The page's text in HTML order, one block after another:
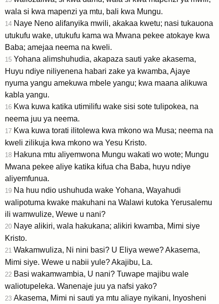
wala si kwa mapenzi ya mtu, bali kwa Mungu.
14 Naye Neno alifanyika mwili, akakaa kwetu; nasi tukauona
utukufu wake, utukufu kama wa Mwana pekee atokaye kwa
Baba; amejaa neema na kweli.
15 Yohana alimshuhudia, akapaza sauti yake akasema,
Huyu ndiye niliyenena habari zake ya kwamba, Ajaye
nyuma yangu amekuwa mbele yangu; kwa maana alikuwa
kabla yangu.
16 Kwa kuwa katika utimilifu wake sisi sote tulipokea, na
neema juu ya neema.
17 Kwa kuwa torati ilitolewa kwa mkono wa Musa; neema na
kweli zilikuja kwa mkono wa Yesu Kristo.
18 Hakuna mtu aliyemwona Mungu wakati wo wote; Mungu
Mwana pekee aliye katika kifua cha Baba, huyu ndiye
aliyemfunua.
19 Na huu ndio ushuhuda wake Yohana, Wayahudi
walipotuma kwake makuhani na Walawi kutoka Yerusalemu
ili wamwulize, Wewe u nani?
20 Naye alikiri, wala hakukana; alikiri kwamba, Mimi siye
Kristo.
21 Wakamwuliza, Ni nini basi? U Eliya wewe? Akasema,
Mimi siye. Wewe u nabii yule? Akajibu, La.
22 Basi wakamwambia, U nani? Tuwape majibu wale
waliotupeleka. Wanenaje juu ya nafsi yako?
23 Akasema, Mimi ni sauti ya mtu aliaye nyikani, Inyosheni